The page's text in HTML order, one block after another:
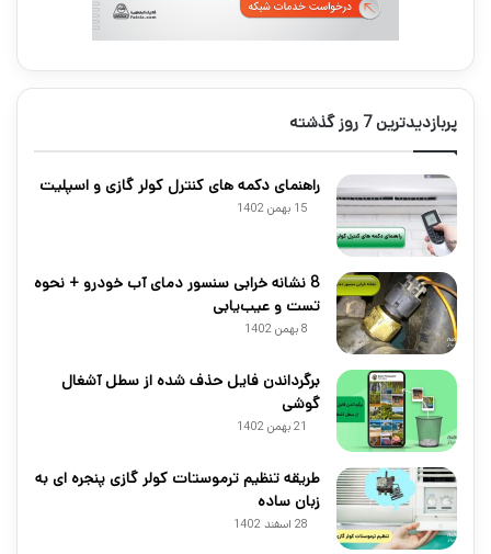
پربازدیدترین 7 روز گذشته
راهنمای دکمه های کنترل کولر گازی و اسپلیت
15 بهمن 1402
8 نشانه خرابی سنسور دمای آب خودرو + نحوه
تست و عیب‌یابی
8 بهمن 1402
برگرداندن فایل حذف شده از سطل آشغال
گوشی
21 بهمن 1402
طریقه تنظیم ترموستات کولر گازی پنجره ای به
زبان ساده
28 اسفند 1402